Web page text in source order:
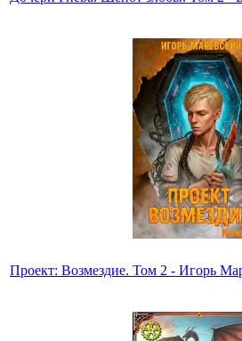
Проект: Возмездие. Том 2 - Игорь